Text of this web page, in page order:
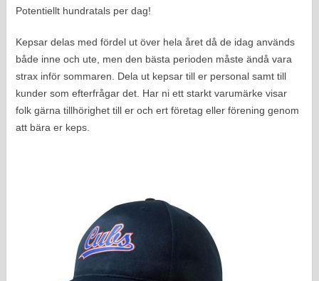
Potentiellt hundratals per dag!
Kepsar delas med fördel ut över hela året då de idag används
både inne och ute, men den bästa perioden måste ändå vara
strax inför sommaren. Dela ut kepsar till er personal samt till
kunder som efterfrågar det. Har ni ett starkt varumärke visar
folk gärna tillhörighet till er och ert företag eller förening genom
att bära er keps.